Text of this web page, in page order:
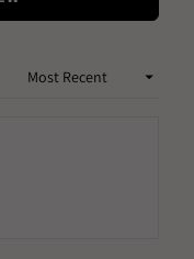
WINDOW)